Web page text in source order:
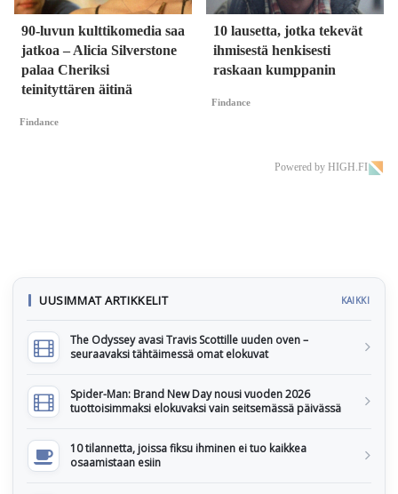
90-luvun kulttikomedia saa
jatkoa – Alicia Silverstone
palaa Cheriksi
teinityttären äitinä
Findance
10 lausetta, jotka tekevät
ihmisestä henkisesti
raskaan kumppanin
Findance
Powered by HIGH.FI
UUSIMMAT ARTIKKELIT KAIKKI
The Odyssey avasi Travis Scottille uuden oven –
seuraavaksi tähtäimessä omat elokuvat
Spider-Man: Brand New Day nousi vuoden 2026
tuottoisimmaksi elokuvaksi vain seitsemässä päivässä
10 tilannetta, joissa fiksu ihminen ei tuo kaikkea
osaamistaan esiin